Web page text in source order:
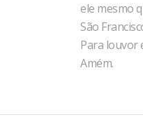
ele mesmo
São
Para louvor
Amém.